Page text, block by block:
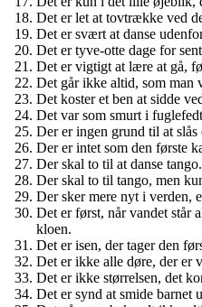
Det er let at tovtrække ved
Det er svært at danse
Det er tyve-otte dage for
Det er vigtigt at lære at gå,
Det går ikke altid, som man
Det koster et ben at sidde
Det var som smurt i
Der er ingen grund til at
Der er intet som den første
Der skal to til at danse tango.
Der skal to til tango, men
Der sker mere nyt i verden,
Det er først, når vandet står
kloen.
Det er isen, der tager den
Det er ikke alle døre, der er
Det er ikke størrelsen, det
Det er synd at smide barnet